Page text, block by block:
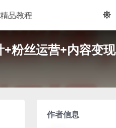
精品教程
粉丝运营+内容变现
作者信息